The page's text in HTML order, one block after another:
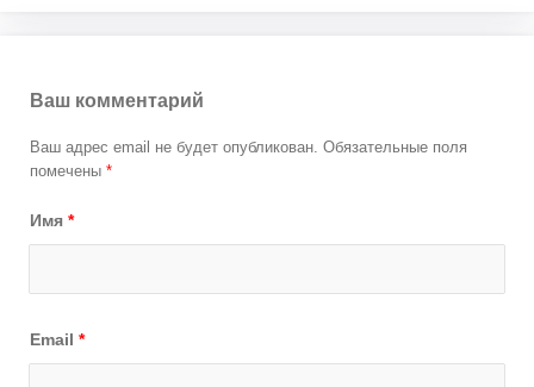
Ваш комментарий
Ваш адрес email не будет опубликован. Обязательные поля
помечены *
Имя *
Email *